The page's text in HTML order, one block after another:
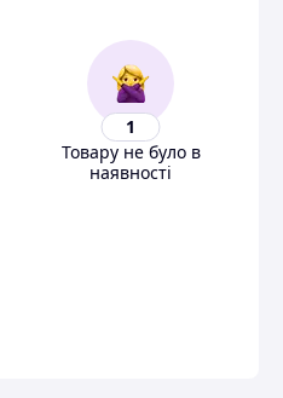
1
Товару не було в
наявності